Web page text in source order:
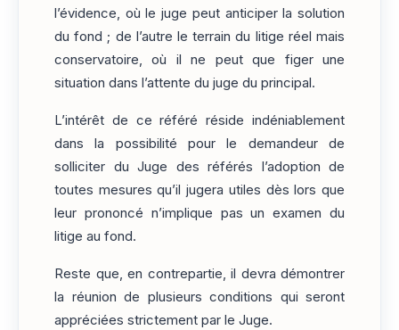
l’évidence, où le juge peut anticiper la solution
du fond ; de l’autre le terrain du litige réel mais
conservatoire, où il ne peut que figer une
situation dans l’attente du juge du principal.
L’intérêt de ce référé réside indéniablement
dans la possibilité pour le demandeur de
solliciter du Juge des référés l’adoption de
toutes mesures qu’il jugera utiles dès lors que
leur prononcé n’implique pas un examen du
litige au fond.
Reste que, en contrepartie, il devra démontrer
la réunion de plusieurs conditions qui seront
appréciées strictement par le Juge.